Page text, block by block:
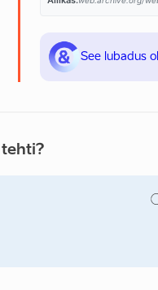
See lubadus
tehti?